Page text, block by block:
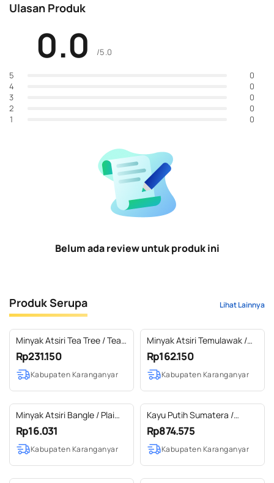
Ulasan Produk
0.0 /5.0
5
0
4
0
3
0
2
0
1
0
Belum ada review untuk produk ini
Produk Serupa Lihat Lainnya
Minyak Atsiri Tea Tree / Tea
Tree Essential Oil 100% Pure
(50-500 ml)
Rp231.150
Kabupaten Karanganyar
Minyak Atsiri Temulawak /
Curcuma Essential Oil 100%
Pure
Rp162.150
Kabupaten Karanganyar
Minyak Atsiri Bangle / Plai
Essential Oil 100% Pure
Rp16.031
Kabupaten Karanganyar
Kayu Putih Sumatera /
Cajuput Sumatera Essential
Oil 100% Pure (2 L)
Rp874.575
Kabupaten Karanganyar